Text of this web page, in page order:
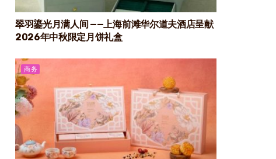
翠羽鎏光月满人间 ——上海前滩华尔道夫酒店呈献
2026年中秋限定月饼礼盒
商务